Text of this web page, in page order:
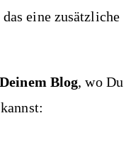
eine zusätzliche
Blog, wo Du